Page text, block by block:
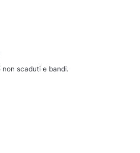
scaduti e bandi.